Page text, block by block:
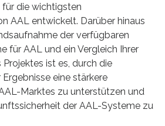
die wichtigsten
AAL entwickelt. Darüber hinaus
der verfügbaren
für AAL und ein Vergleich Ihrer
Projektes ist es, durch die
eine stärkere
Marktes zu unterstützen und
der AAL-Systeme zu